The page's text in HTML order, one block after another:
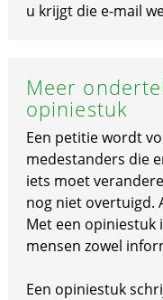
u krijgt die e-mail
Meer
opiniestuk
Een petitie wordt
medestanders die
iets moet
nog niet overtuigd.
Met een opiniestuk
mensen zowel
Een opiniestuk